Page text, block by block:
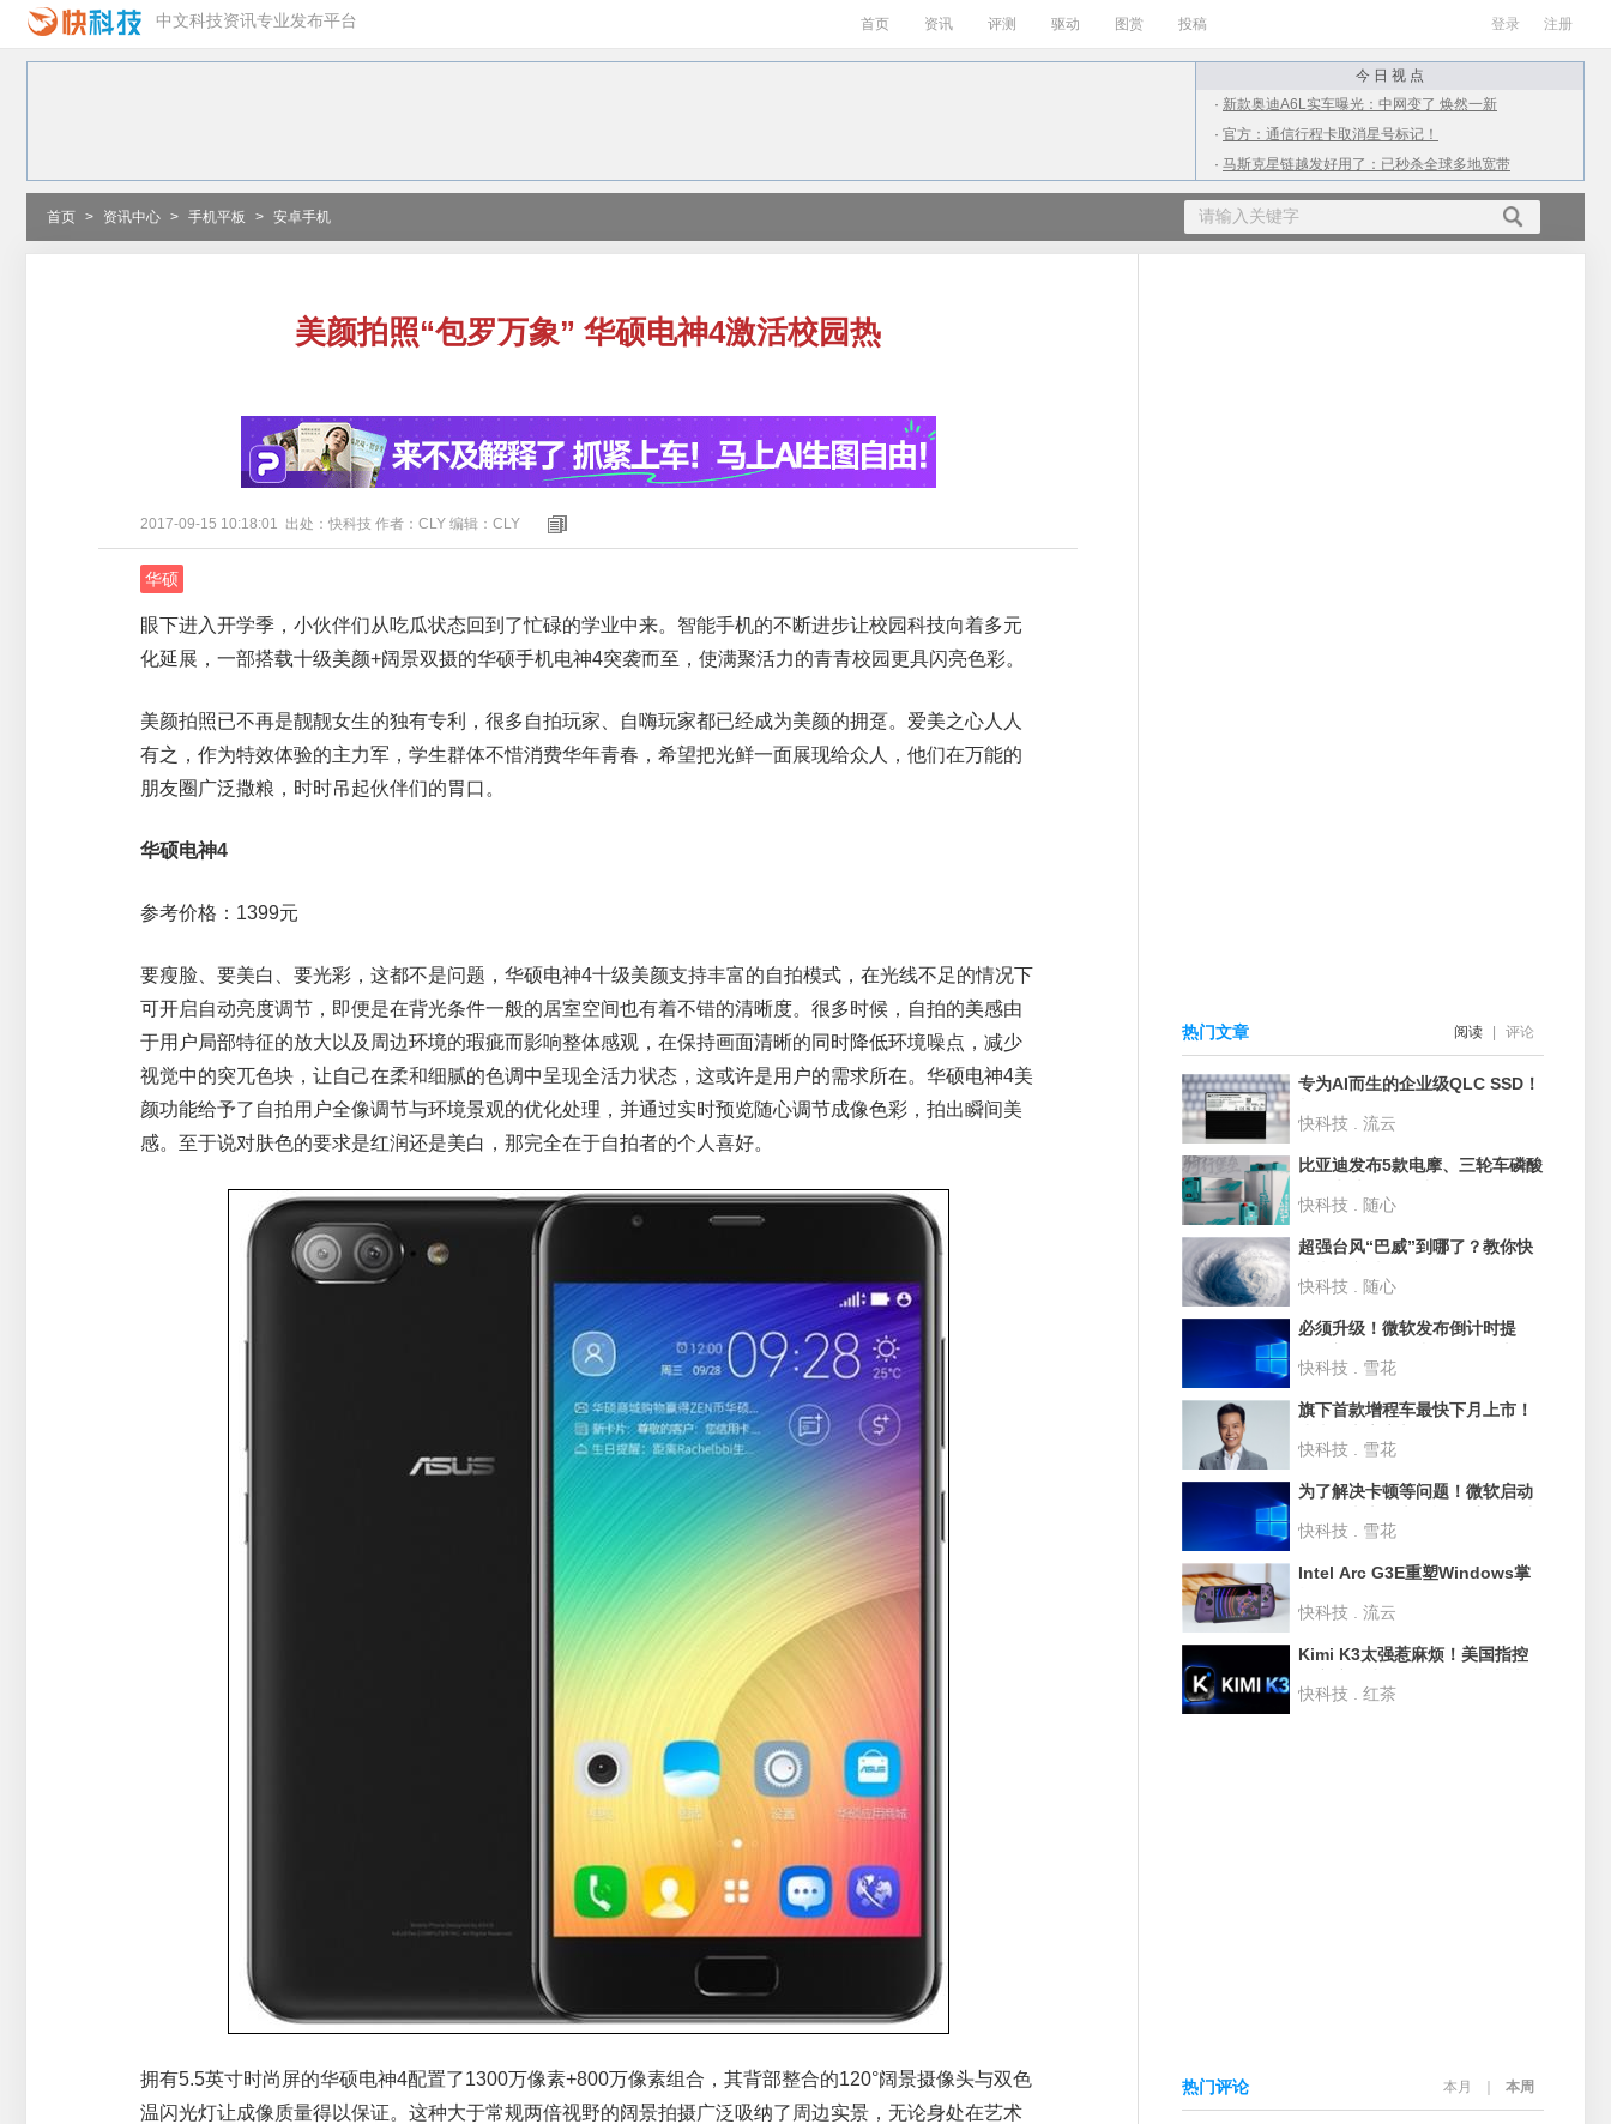
中文科技资讯专业发布平台 首页 资讯 评测 驱动 图赏 投稿 登录 注册
今 日 视 点
· 新款奥迪A6L实车曝光：中网变了 焕然一新
· 官方：通信行程卡取消星号标记！
· 马斯克星链越发好用了：已秒杀全球多地宽带
·ARM X3/A715/A510 CPU发布：最大12核
·从4千到2万！上半年值得购买的10款游戏本
·广电放号第二天：网友实测iPhone信号满格
首页 > 资讯中心 > 手机平板 > 安卓手机
美颜拍照“包罗万象” 华硕电神4激活校园热
2017-09-15 10:18:01 出处：快科技 作者：CLY 编辑：CLY
华硕
眼下进入开学季，小伙伴们从吃瓜状态回到了忙碌的学业中来。智能手机的不断进步让校园科技向着多元
化延展，一部搭载十级美颜+阔景双摄的华硕手机电神4突袭而至，使满聚活力的青青校园更具闪亮色彩。
美颜拍照已不再是靓靓女生的独有专利，很多自拍玩家、自嗨玩家都已经成为美颜的拥趸。爱美之心人人
有之，作为特效体验的主力军，学生群体不惜消费华年青春，希望把光鲜一面展现给众人，他们在万能的
朋友圈广泛撒粮，时时吊起伙伴们的胃口。
华硕电神4
参考价格：1399元
要瘦脸、要美白、要光彩，这都不是问题，华硕电神4十级美颜支持丰富的自拍模式，在光线不足的情况下
可开启自动亮度调节，即便是在背光条件一般的居室空间也有着不错的清晰度。很多时候，自拍的美感由
于用户局部特征的放大以及周边环境的瑕疵而影响整体感观，在保持画面清晰的同时降低环境噪点，减少
视觉中的突兀色块，让自己在柔和细腻的色调中呈现全活力状态，这或许是用户的需求所在。华硕电神4美
颜功能给予了自拍用户全像调节与环境景观的优化处理，并通过实时预览随心调节成像色彩，拍出瞬间美
感。至于说对肤色的要求是红润还是美白，那完全在于自拍者的个人喜好。
拥有5.5英寸时尚屏的华硕电神4配置了1300万像素+800万像素组合，其背部整合的120°阔景摄像头与双色
温闪光灯让成像质量得以保证。这种大于常规两倍视野的阔景拍摄广泛吸纳了周边实景，无论身处在艺术
热门文章 阅读 评论
专为AI而生的企业级QLC SSD！
超过1PB的写入测试
快科技 . 流云
比亚迪发布5款电摩、三轮车磷酸
10年
快科技 . 随心
超强台风“巴威”到哪了？教你快
快科技 . 随心
必须升级！微软发布倒计时提
将停止支持
快科技 . 雪花
旗下首款增程车最快下月上市！
快科技 . 雪花
为了解决卡顿等问题！微软启动
30年老旧代码
快科技 . 雪花
Intel Arc G3E重塑Windows掌
度评测：性能狂甩AMD 42% 续
航2倍于任天堂Switch
快科技 . 流云
Kimi K3太强惹麻烦！美国指控
快科技 . 红茶
热门评论 本月 本周